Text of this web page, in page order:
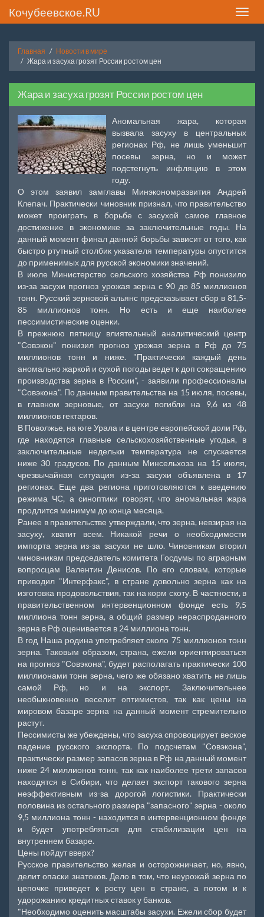
Toggle
Кочубеевское.RU
Главная
Новости в мире
Жара и засуха грозят России ростом цен
Жара и засуха грозят России ростом цен
Аномальная жара, которая
вызвала засуху в центральных
регионах Рф, не лишь уменьшит
посевы зерна, но и может
подстегнуть инфляцию в этом
году.
О этом заявил замглавы Минэкономразвития Андрей
Клепач. Практически чиновник признал, что правительство
может проиграть в борьбе с засухой самое главное
достижение в экономике за заключительные годы. На
данный момент финал данной борьбы зависит от того, как
быстро ртутный столбик указателя температуры опустится
до применимых для русской экономики значений.
В июле Министерство сельского хозяйства Рф понизило
из-за засухи прогноз урожая зерна с 90 до 85 миллионов
тонн. Русский зерновой альянс предсказывает сбор в 81,5-
85 миллионов тонн. Но есть и еще наиболее
пессимистические оценки.
В прежнюю пятницу влиятельный аналитический центр
"Совэкон" понизил прогноз урожая зерна в Рф до 75
миллионов тонн и ниже. "Практически каждый день
аномально жаркой и сухой погоды ведет к доп сокращению
производства зерна в России", - заявили профессионалы
"Совэкона". По данным правительства на 15 июля, посевы,
в главном зерновые, от засухи погибли на 9,6 из 48
миллионов гектаров.
В Поволжье, на юге Урала и в центре европейской доли Рф,
где находятся главные сельскохозяйственные угодья, в
заключительные недельки температура не спускается
ниже 30 градусов. По данным Минсельхоза на 15 июля,
чрезвычайная ситуация из-за засухи объявлена в 17
регионах. Еще два региона приготовляются к введению
режима ЧС, а синоптики говорят, что аномальная жара
продлится минимум до конца месяца.
Ранее в правительстве утверждали, что зерна, невзирая на
засуху, хватит всем. Никакой речи о необходимости
импорта зерна из-за засухи не шло. Чиновникам вторил
чиновникам председатель комитета Госдумы по аграрным
вопросцам Валентин Денисов. По его словам, которые
приводил "Интерфакс", в стране довольно зерна как на
изготовка продовольствия, так на корм скоту. В частности, в
правительственном интервенционном фонде есть 9,5
миллиона тонн зерна, а общий размер нераспроданного
зерна в Рф оценивается в 24 миллиона тонн.
В год Наша родина употребляет около 75 миллионов тонн
зерна. Таковым образом, страна, ежели ориентироваться
на прогноз "Совэкона", будет располагать практически 100
миллионами тонн зерна, чего же обязано хватить не лишь
самой Рф, но и на экспорт. Заключительнее
необыкновенно веселит оптимистов, так как цены на
мировом базаре зерна на данный момент стремительно
растут.
Пессимисты же убеждены, что засуха спровоцирует веское
падение русского экспорта. По подсчетам "Совэкона",
практически размер запасов зерна в Рф на данный момент
ниже 24 миллионов тонн, так как наиболее трети запасов
находятся в Сибири, что делает экспорт такового зерна
неэффективным из-за дорогой логистики. Практически
половина из остального размера "запасного" зерна - около
9,5 миллиона тонн - находится в интервенционном фонде
и будет употребляться для стабилизации цен на
внутреннем базаре.
Цены пойдут вверх?
Русское правительство желая и осторожничает, но, явно,
делит опаски знатоков. Дело в том, что неурожай зерна по
цепочке приведет к росту цен в стране, а потом и к
удорожанию кредитных ставок у банков.
"Необходимо оценить масштабы засухи. Ежели сбор будет